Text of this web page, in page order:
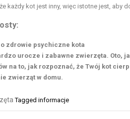
każdy kot jest inny, więc istotne jest,
zdrowie psychiczne kota
urocze i zabawne zwierzęta. Oto,
na to, jak rozpoznać, że Twój kot
zwierząt w domu.
Tagged informacje